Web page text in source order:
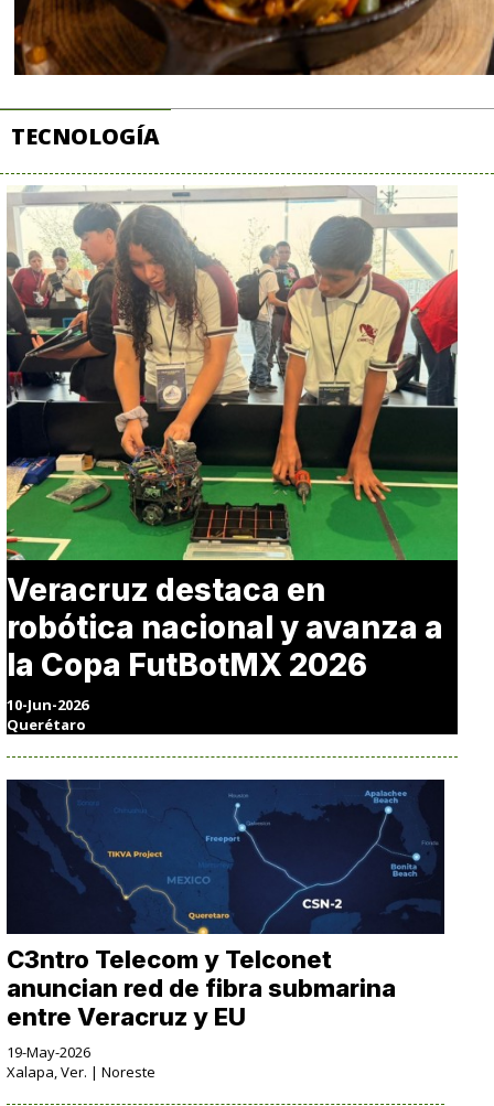
TECNOLOGÍA
Veracruz destaca en
robótica nacional y avanza a
la Copa FutBotMX 2026
10-Jun-2026
Querétaro
C3ntro Telecom y Telconet
anuncian red de fibra submarina
entre Veracruz y EU
19-May-2026
Xalapa, Ver. | Noreste